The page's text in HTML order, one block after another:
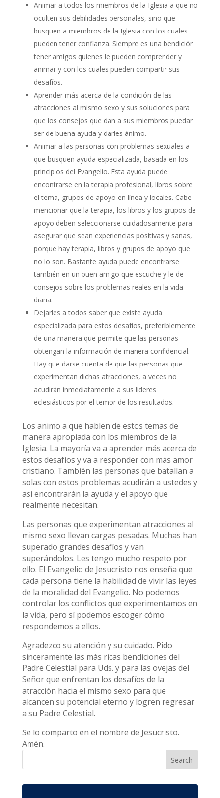
Animar a todos los miembros de la Iglesia a que no
oculten sus debilidades personales, sino que
busquen a miembros de la Iglesia con los cuales
pueden tener confianza. Siempre es una bendición
tener amigos quienes le pueden comprender y
animar y con los cuales pueden compartir sus
desafíos.
Aprender más acerca de la condición de las
atracciones al mismo sexo y sus soluciones para
que los consejos que dan a sus miembros puedan
ser de buena ayuda y darles ánimo.
Animar a las personas con problemas sexuales a
que busquen ayuda especializada, basada en los
principios del Evangelio. Esta ayuda puede
encontrarse en la terapia profesional, libros sobre
el tema, grupos de apoyo en línea y locales. Cabe
mencionar que la terapia, los libros y los grupos de
apoyo deben seleccionarse cuidadosamente para
asegurar que sean experiencias positivas y sanas,
porque hay terapia, libros y grupos de apoyo que
no lo son. Bastante ayuda puede encontrarse
también en un buen amigo que escuche y le de
consejos sobre los problemas reales en la vida
diaria.
Dejarles a todos saber que existe ayuda
especializada para estos desafíos, preferiblemente
de una manera que permite que las personas
obtengan la información de manera confidencial.
Hay que darse cuenta de que las personas que
experimentan dichas atracciones, a veces no
acudirán inmediatamente a sus líderes
eclesiásticos por el temor de los resultados.
Los animo a que hablen de estos temas de
manera apropiada con los miembros de la
Iglesia. La mayoría va a aprender más acerca de
estos desafíos y va a responder con más amor
cristiano. También las personas que batallan a
solas con estos problemas acudirán a ustedes y
así encontrarán la ayuda y el apoyo que
realmente necesitan.
Las personas que experimentan atracciones al
mismo sexo llevan cargas pesadas. Muchas han
superado grandes desafíos y van
superándolos. Les tengo mucho respeto por
ello. El Evangelio de Jesucristo nos enseña que
cada persona tiene la habilidad de vivir las leyes
de la moralidad del Evangelio. No podemos
controlar los conflictos que experimentamos en
la vida, pero sí podemos escoger cómo
respondemos a ellos.
Agradezco su atención y su cuidado. Pido
sinceramente las más ricas bendiciones del
Padre Celestial para Uds. y para las ovejas del
Señor que enfrentan los desafíos de la
atracción hacia el mismo sexo para que
alcancen su potencial eterno y logren regresar
a su Padre Celestial.
Se lo comparto en el nombre de Jesucristo.
Amén.